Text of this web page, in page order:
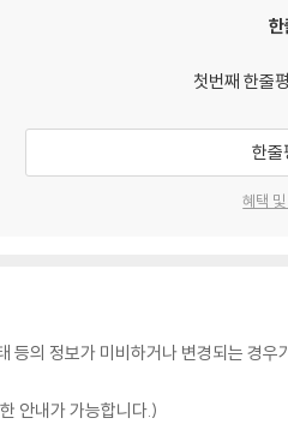
한
첫번째 한줄
한줄
혜택
의 정보가 미비하거나 변경되는 경우
안내가 가능합니다.)